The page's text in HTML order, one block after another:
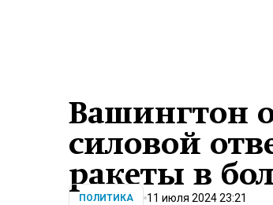
Вашингтон
силовой
ракеты в
ПОЛИТИКА 11 июля 2024 23:21